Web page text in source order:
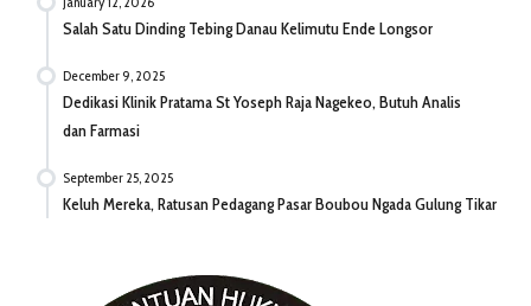
Salah Satu Dinding Tebing Danau Kelimutu Ende Longsor
December 9, 2025
Dedikasi Klinik Pratama St Yoseph Raja Nagekeo, Butuh Analis
dan Farmasi
September 25, 2025
Keluh Mereka, Ratusan Pedagang Pasar Boubou Ngada Gulung Tikar